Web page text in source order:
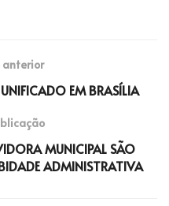
anterior
EM BRASÍLIA
MUNICIPAL SÃO
ADMINISTRATIVA